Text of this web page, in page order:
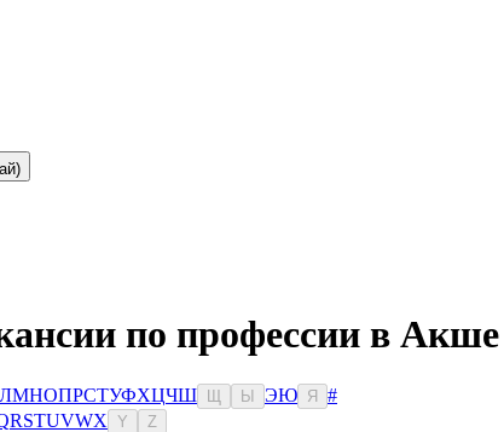
по профессии в
ЛМНОПРСТУФХЦЧШ Ы ЭЮ Я
#
RSTUVWX Y Z